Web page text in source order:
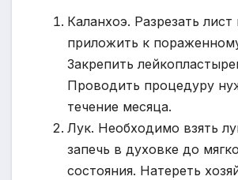
Каланхоэ. Разрезать
приложить к
Закрепить
Проводить процедуру
течение месяца.
Лук. Необходимо взять
запечь в духовке до
состояния. Натереть